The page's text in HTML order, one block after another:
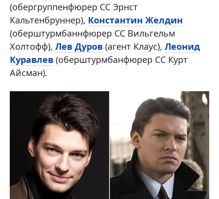
(обергруппенфюрер СС Эрнст
Кальтенбруннер), Константин Желдин
(оберштурмбаннфюрер СС Вильгельм
Холтофф), Лев Дуров (агент Клаус), Леонид
Куравлев (оберштурмбанфюрер СС Курт
Айсман).